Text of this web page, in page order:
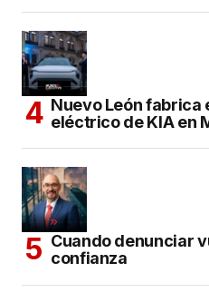
Nuevo León fabrica
eléctrico de KIA en
Cuando denunciar
confianza